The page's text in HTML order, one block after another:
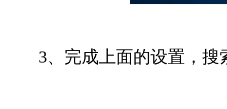
3、完成上面的设置，搜